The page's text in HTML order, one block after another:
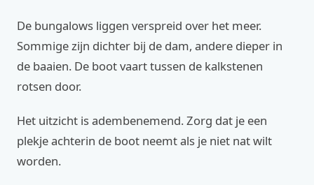
De bungalows liggen verspreid over het meer.
Sommige zijn dichter bij de dam, andere dieper in
de baaien. De boot vaart tussen de kalkstenen
rotsen door.
Het uitzicht is adembenemend. Zorg dat je een
plekje achterin de boot neemt als je niet nat wilt
worden.